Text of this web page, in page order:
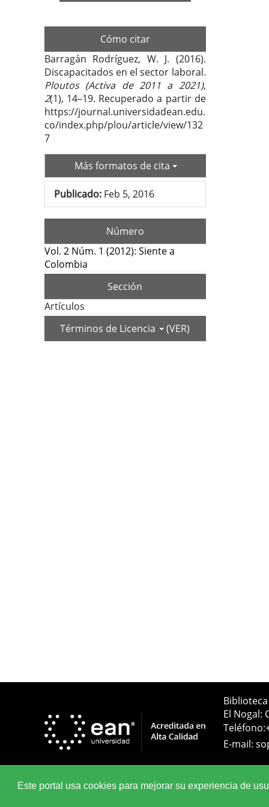
Este portal usa cookies para mejorar su experiencia de
Cómo citar
Barragán Rodríguez, W. J. (2016).
Discapacitados en el sector laboral.
Ploutos (Activa de 2011 a 2021),
2(1), 14–19. Recuperado a partir de
https://journal.universidadean.edu.
co/index.php/plou/article/view/132
7
Más formatos de cita
Publicado: Feb 5, 2016
Número
Vol. 2 Núm. 1 (2012): Siente a
Colombia
Sección
Artículos
Términos de Licencia
(VER)
El Nogal:
Teléfono:
E-mail: